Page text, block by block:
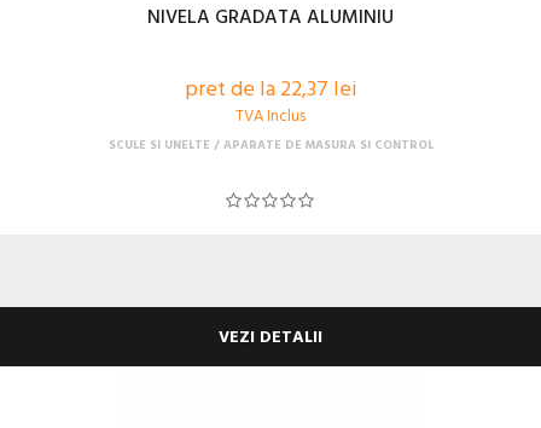
NIVELA GRADATA ALUMINIU
pret de la 22,37 lei
TVA Inclus
SCULE SI UNELTE APARATE DE MASURA SI CONTROL
VEZI DETALII